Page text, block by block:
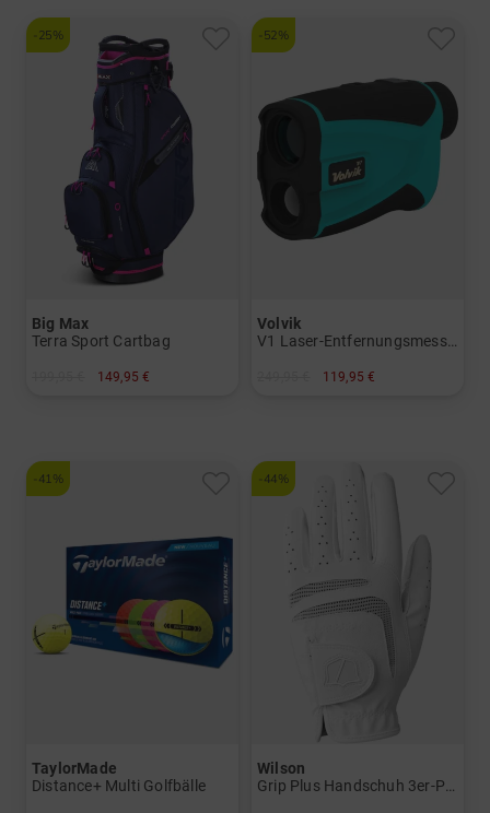
-25%
Big Max
Terra Sport Cartbag
149,95 €
-52%
Volvik
V1 Laser-Entfernungsmesser
119,95 €
-41%
TaylorMade
Distance+ Multi Golfbälle
-44%
Wilson